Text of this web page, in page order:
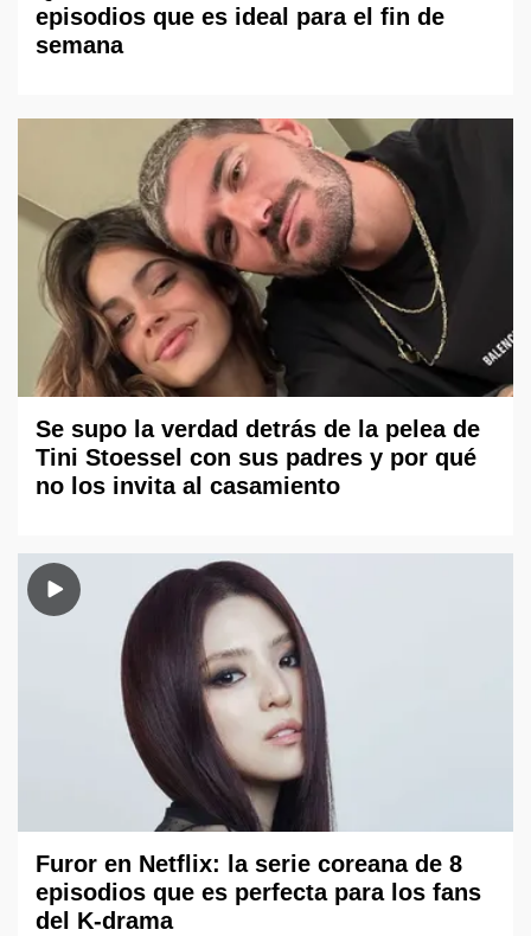
episodios que es ideal para el fin de
semana
Se supo la verdad detrás de la pelea de
Tini Stoessel con sus padres y por qué
no los invita al casamiento
Furor en Netflix: la serie coreana de 8
episodios que es perfecta para los fans
del K-drama